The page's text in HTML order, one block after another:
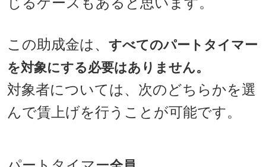
この助成金は、すべてのパートタイマー
を対象にする必要はありません。
対象者については、次のどちらかを選
んで賃上げを行うことが可能です。